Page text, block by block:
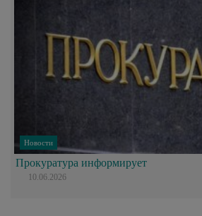
Новости
Прокуратура информирует
10.06.2026